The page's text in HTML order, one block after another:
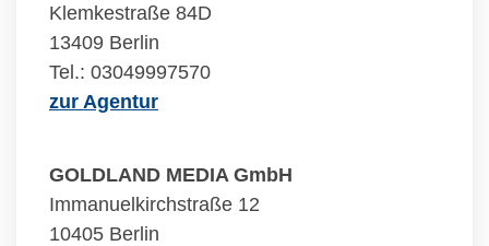
Klemkestraße 84D
13409 Berlin
Tel.: 03049997570
zur Agentur
GOLDLAND MEDIA GmbH
Immanuelkirchstraße 12
10405 Berlin